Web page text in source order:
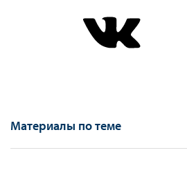
Материалы по теме